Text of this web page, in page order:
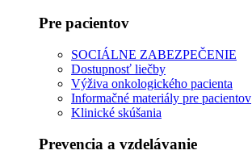
Pre pacientov
SOCIÁLNE ZABEZPEČENIE
Dostupnosť liečby
Výživa onkologického pacienta
Informačné materiály pre pacientov
Klinické skúšania
Prevencia a vzdelávanie